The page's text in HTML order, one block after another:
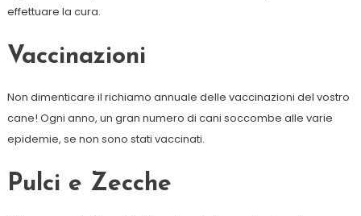
effettuare la cura.
Vaccinazioni
Non dimenticare il richiamo annuale delle vaccinazioni del vostro
cane! Ogni anno, un gran numero di cani soccombe alle varie
epidemie, se non sono stati vaccinati.
Pulci e Zecche